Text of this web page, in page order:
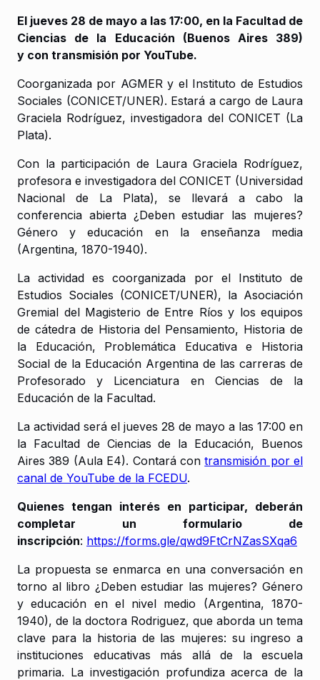
El jueves 28 de mayo a las 17:00, en la Facultad de
Ciencias de la Educación (Buenos Aires 389)
y con transmisión por YouTube.
Coorganizada por AGMER y el Instituto de Estudios
Sociales (CONICET/UNER). Estará a cargo de Laura
Graciela Rodríguez, investigadora del CONICET (La
Plata).
Con la participación de Laura Graciela Rodríguez,
profesora e investigadora del CONICET (Universidad
Nacional de La Plata), se llevará a cabo la
conferencia abierta ¿Deben estudiar las mujeres?
Género y educación en la enseñanza media
(Argentina, 1870-1940).
La actividad es coorganizada por el Instituto de
Estudios Sociales (CONICET/UNER), la Asociación
Gremial del Magisterio de Entre Ríos y los equipos
de cátedra de Historia del Pensamiento, Historia de
la Educación, Problemática Educativa e Historia
Social de la Educación Argentina de las carreras de
Profesorado y Licenciatura en Ciencias de la
Educación de la Facultad.
La actividad será el jueves 28 de mayo a las 17:00 en
la Facultad de Ciencias de la Educación, Buenos
Aires 389 (Aula E4). Contará contransmisión por el
canal de YouTube de la FCEDU.
Quienes tengan interés en participar, deberán
completar un formulario de
inscripción: https://forms.gle/qwd9FtCrNZasSXqa6
La propuesta se enmarca en una conversación en
torno al libro ¿Deben estudiar las mujeres? Género
y educación en el nivel medio (Argentina, 1870-
1940), de la doctora Rodriguez, que aborda un tema
clave para la historia de las mujeres: su ingreso a
instituciones educativas más allá de la escuela
primaria. La investigación profundiza acerca de la